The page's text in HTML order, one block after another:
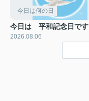
今日は何の日
今日は 平和記念日です
2026.08.06